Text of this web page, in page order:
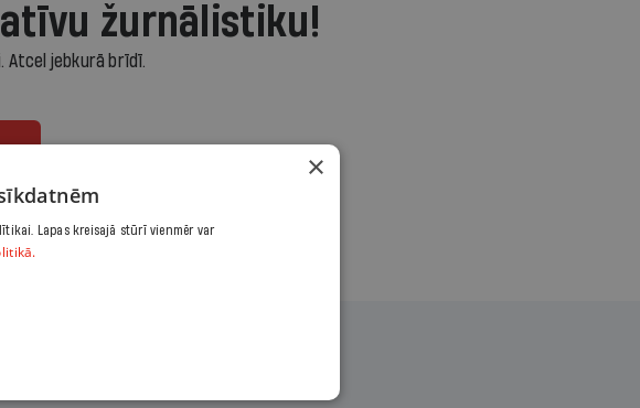
žurnālistiku!
Atcel jebkurā brīdī.
×
Lapas kreisajā stūrī vienmēr var